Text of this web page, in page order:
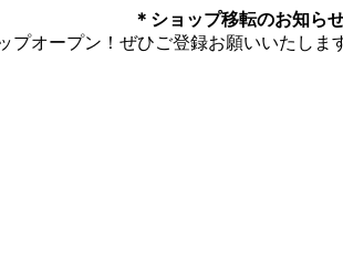
＊ショップ移転のお知ら
プオープン！ぜひご登録お願いいたし